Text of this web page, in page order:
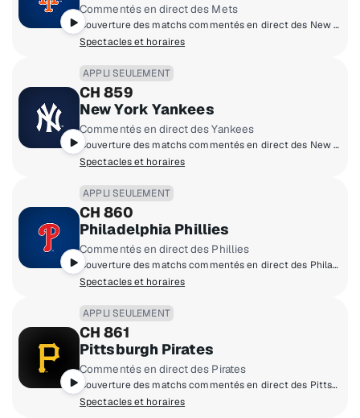
Commentés en direct des Mets
Couverture des matchs commentés en direct des New York Mets à domicile.
Spectacles et horaires
APPLI SEULEMENT
CH 859
New York Yankees
Commentés en direct des Yankees
Couverture des matchs commentés en direct des New York Yankees à domicile.
Spectacles et horaires
APPLI SEULEMENT
CH 860
Philadelphia Phillies
Commentés en direct des Phillies
Couverture des matchs commentés en direct des Philadelphia Phillies à domicile.
Spectacles et horaires
APPLI SEULEMENT
CH 861
Pittsburgh Pirates
Commentés en direct des Pirates
Couverture des matchs commentés en direct des Pittsburgh Pirates à domicile.
Spectacles et horaires